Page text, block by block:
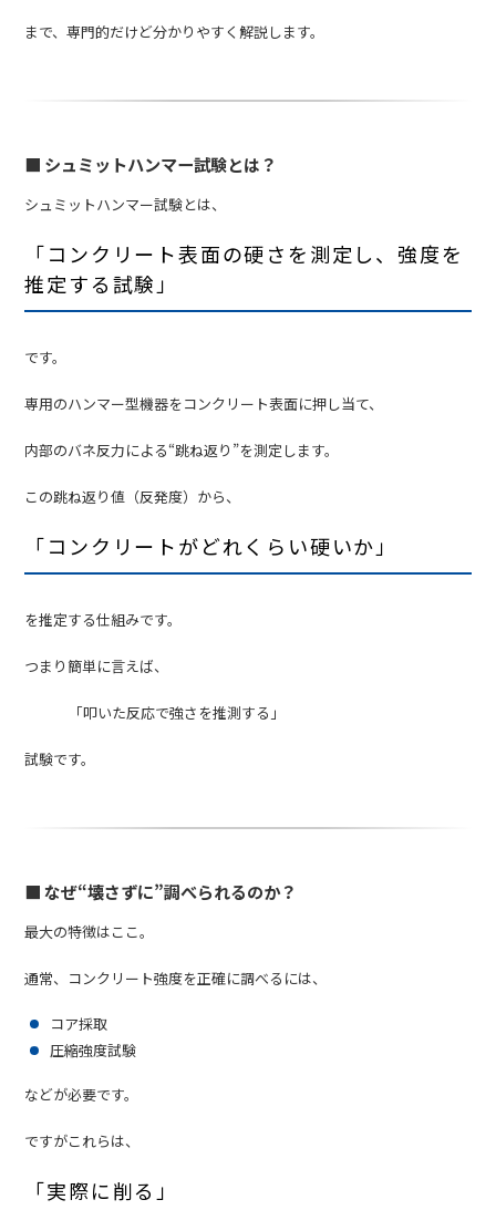
まで、専門的だけど分かりやすく解説します。
■ シュミットハンマー試験とは？
シュミットハンマー試験とは、
「コンクリート表面の硬さを測定し、強度を
推定する試験」
です。
専用のハンマー型機器をコンクリート表面に押し当て、
内部のバネ反力による“跳ね返り”を測定します。
この跳ね返り値（反発度）から、
「コンクリートがどれくらい硬いか」
を推定する仕組みです。
つまり簡単に言えば、
「叩いた反応で強さを推測する」
試験です。
■ なぜ“壊さずに”調べられるのか？
最大の特徴はここ。
通常、コンクリート強度を正確に調べるには、
コア採取
圧縮強度試験
などが必要です。
ですがこれらは、
「実際に削る」